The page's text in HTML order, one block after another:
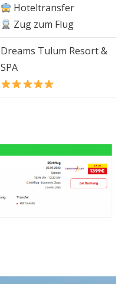
Hoteltransfer
Zug zum Flug
Dreams Tulum Resort &
SPA